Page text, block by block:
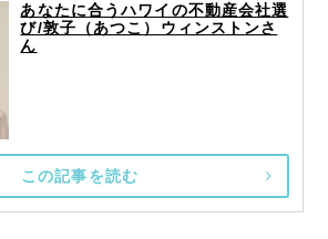
あなたに合うハワイの不動産会社選
び/敦子（あつこ）ウィンストンさ
ん
この記事を読む